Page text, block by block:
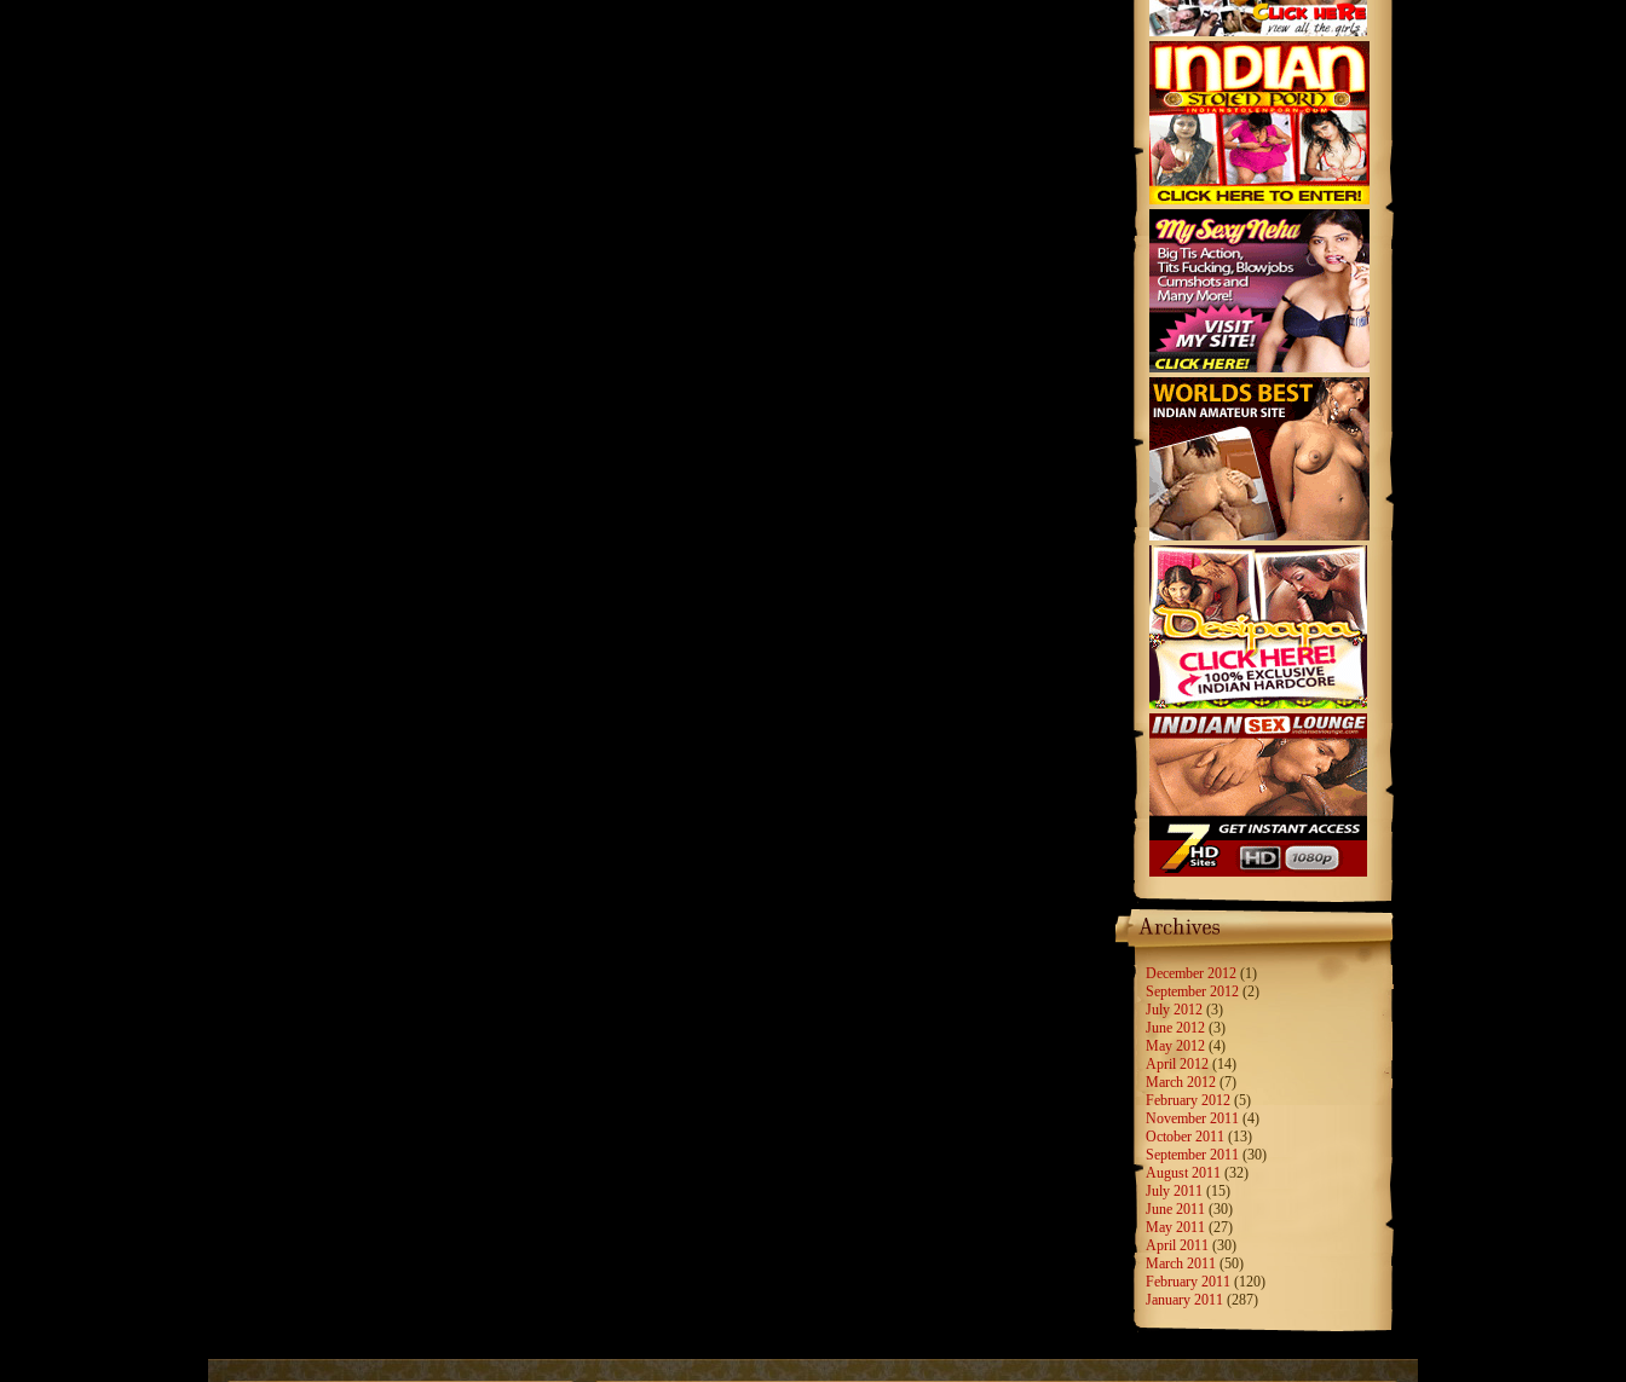
December 2012 (1)
September 2012 (2)
July 2012 (3)
June 2012 (3)
May 2012 (4)
April 2012 (14)
March 2012 (7)
February 2012 (5)
November 2011 (4)
October 2011 (13)
September 2011 (30)
August 2011 (32)
July 2011 (15)
June 2011 (30)
May 2011 (27)
April 2011 (30)
March 2011 (50)
February 2011 (120)
January 2011 (287)